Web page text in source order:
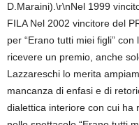
D.Maraini).\r\nNel 1999
FILA Nel 2002 vincitore del
per “Erano tutti miei figli”
ricevere un premio, anche
Lazzareschi lo merita
mancanza di enfasi e di
dialettica interiore con cui ha